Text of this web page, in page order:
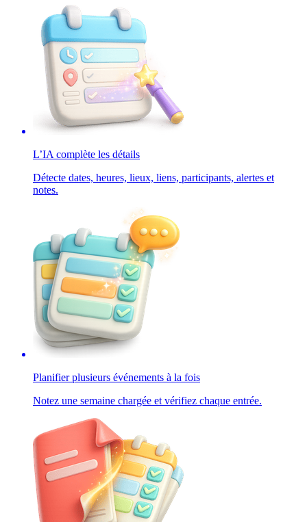
L’IA complète les détails
Détecte dates, heures, lieux, liens, participants, alertes et
notes.
Planifier plusieurs événements à la fois
Notez une semaine chargée et vérifiez chaque entrée.